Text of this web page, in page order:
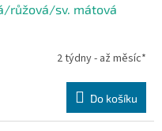
růžová/sv. mátová
2 týdny - až měsíc*
Do košíku